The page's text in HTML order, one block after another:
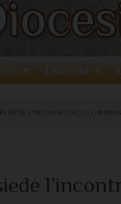
Diocesi
L’INCONTRO DELLA